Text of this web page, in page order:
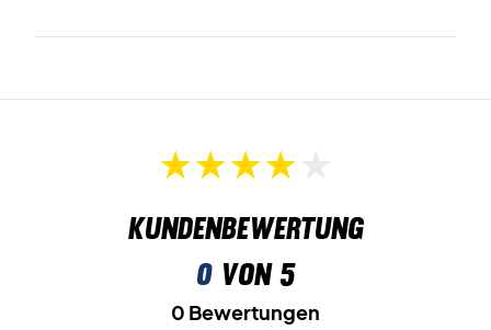
Kundenbewertung
0von 5
0 Bewertungen